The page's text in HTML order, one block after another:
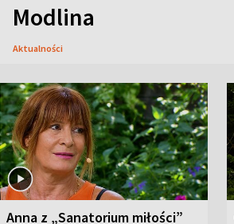
Modlina
Aktualności
Anna z „Sanatorium miłości”